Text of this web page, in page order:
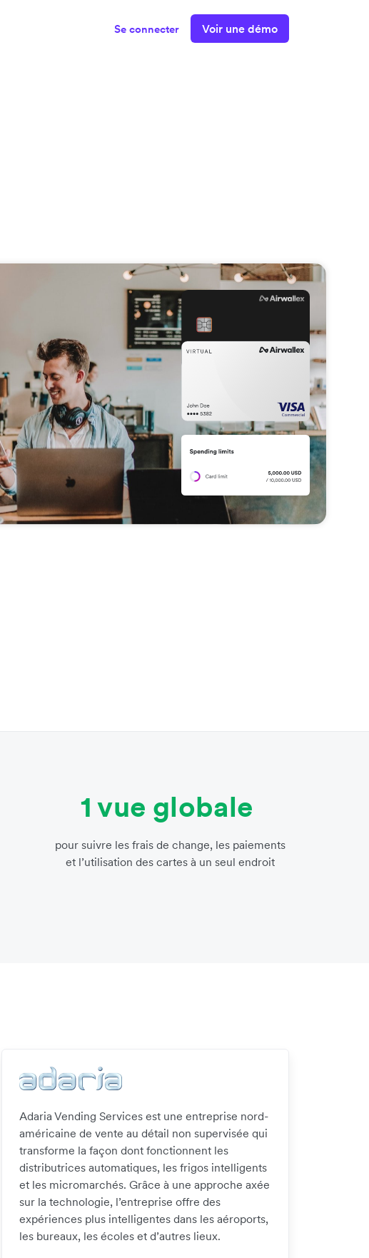
Se connecter Voir une démo
1 vue globale
pour suivre les frais de change, les paiements
et l’utilisation des cartes à un seul endroit
Adaria Vending Services est une entreprise nord-
américaine de vente au détail non supervisée qui
transforme la façon dont fonctionnent les
distributrices automatiques, les frigos intelligents
et les micromarchés. Grâce à une approche axée
sur la technologie, l’entreprise offre des
expériences plus intelligentes dans les aéroports,
les bureaux, les écoles et d’autres lieux.